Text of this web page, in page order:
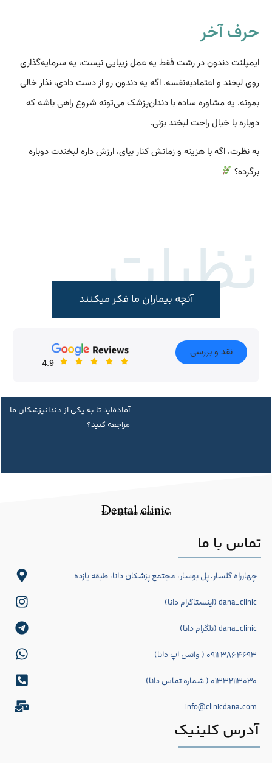
حرف آخر
ایمپلنت دندون در رشت فقط یه عمل زیبایی نیست، یه سرمایه‌گذاری
روی لبخند و اعتمادبه‌نفسه. اگه یه دندون رو از دست دادی، نذار خالی
بمونه. یه مشاوره ساده با دندان‌پزشک می‌تونه شروع راهی باشه که
دوباره با خیال راحت لبخند بزنی.
به نظرت، اگه با هزینه و زمانش کنار بیای، ارزش داره لبخندت دوباره
برگرده؟
نظرات
آنچه بیماران ما فکر میکنند
نقد و بررسی
4.9
آماده‌اید تا به یکی از دندانپزشکان ما
مراجعه کنید؟
Dental clinic
Multi-specialty clinic in Iran
تماس با ما
چهارراه گلسار، پل بوسار، مجتمع پزشکان دانا، طبقه یازده
dana_clinic (اینستاگرام دانا)
dana_clinic (تلگرام دانا)
۴۶۹۳ ۳۸۶ ۰۹۱۱ ( واتس اپ دانا)
۰۱۳۳۲۱۱۳۰۳۰ ( شماره تماس دانا)
info@clinicdana.com
آدرس کلینیک